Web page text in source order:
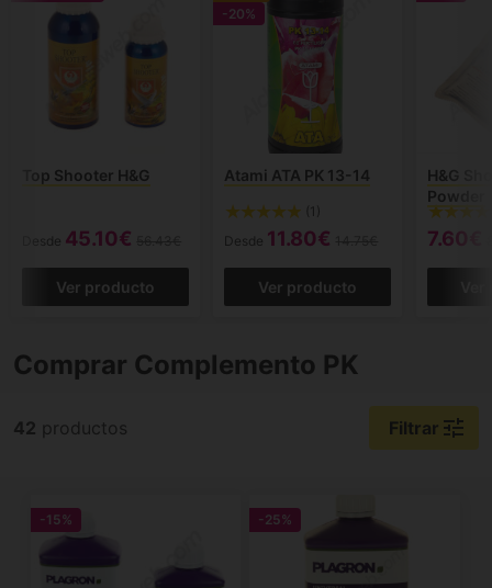
Top Shooter H&G
Desde 45.10€
Ver producto
-20%
Atami ATA PK 13-14
(1)
Desde 11.80€
Ver producto
H&G
Powder
7.60€
Comprar Complemento PK
42 productos Filtrar tune
-15% -25%